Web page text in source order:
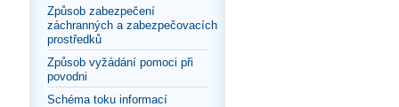
Způsob zabezpečení
záchranných a zabezpečovacích
prostředků
Způsob vyžádání pomoci při
povodni
Schéma toku informací